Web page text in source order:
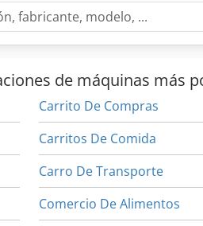
de máquinas más
Carrito De Compras
Carritos De Comida
Carro De Transporte
Comercio De Alimentos